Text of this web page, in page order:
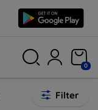
0
Filter